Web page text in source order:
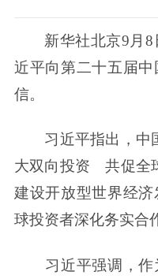
新华社北京9月
近平向第二十五届
信。
习近平指出，中国
大双向投资 共促全
建设开放型世界经
球投资者深化务实合
习近平强调，作